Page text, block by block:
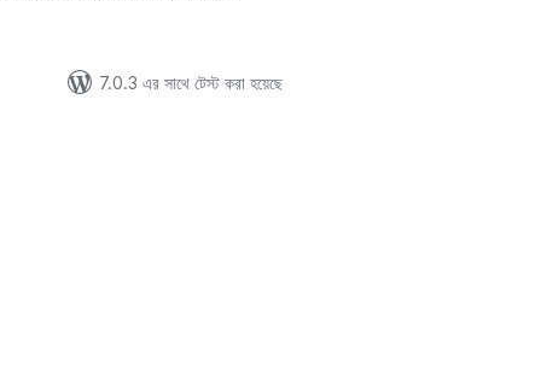
7.0.3 এর সাথে টেস্ট করা হয়েছে